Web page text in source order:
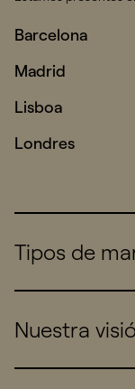
Barcelona
Madrid
Lisboa
Londres
Tipos de
Consumers
Nuestra